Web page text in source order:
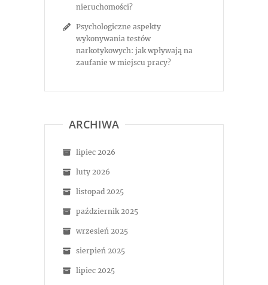
nieruchomości?
Psychologiczne aspekty
wykonywania testów
narkotykowych: jak wpływają na
zaufanie w miejscu pracy?
ARCHIWA
lipiec 2026
luty 2026
listopad 2025
październik 2025
wrzesień 2025
sierpień 2025
lipiec 2025